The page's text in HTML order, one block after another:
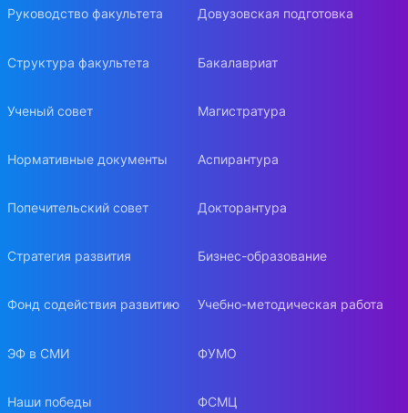
Руководство факультета
Структура факультета
Ученый совет
Нормативные документы
Попечительский совет
Стратегия развития
Фонд содействия развитию
ЭФ в СМИ
Наши победы
Довузовская подготовка
Бакалавриат
Магистратура
Аспирантура
Докторантура
Бизнес-образование
Учебно-методическая работа
ФУМО
ФСМЦ